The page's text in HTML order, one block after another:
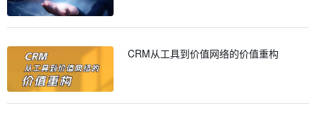
CRM从工具到价值网络的价值重构